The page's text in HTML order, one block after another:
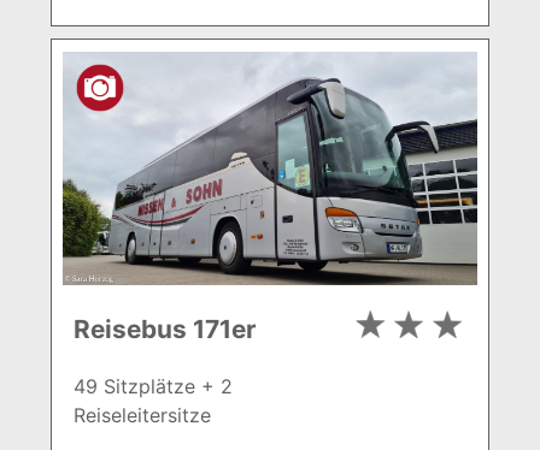
Reisebus 171er
49 Sitzplätze + 2
Reiseleitersitze